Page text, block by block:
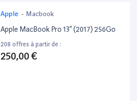
Apple - Macbook
Apple MacBook Pro 13” (2017) 256Go
208 offres à partir de :
250,00 €